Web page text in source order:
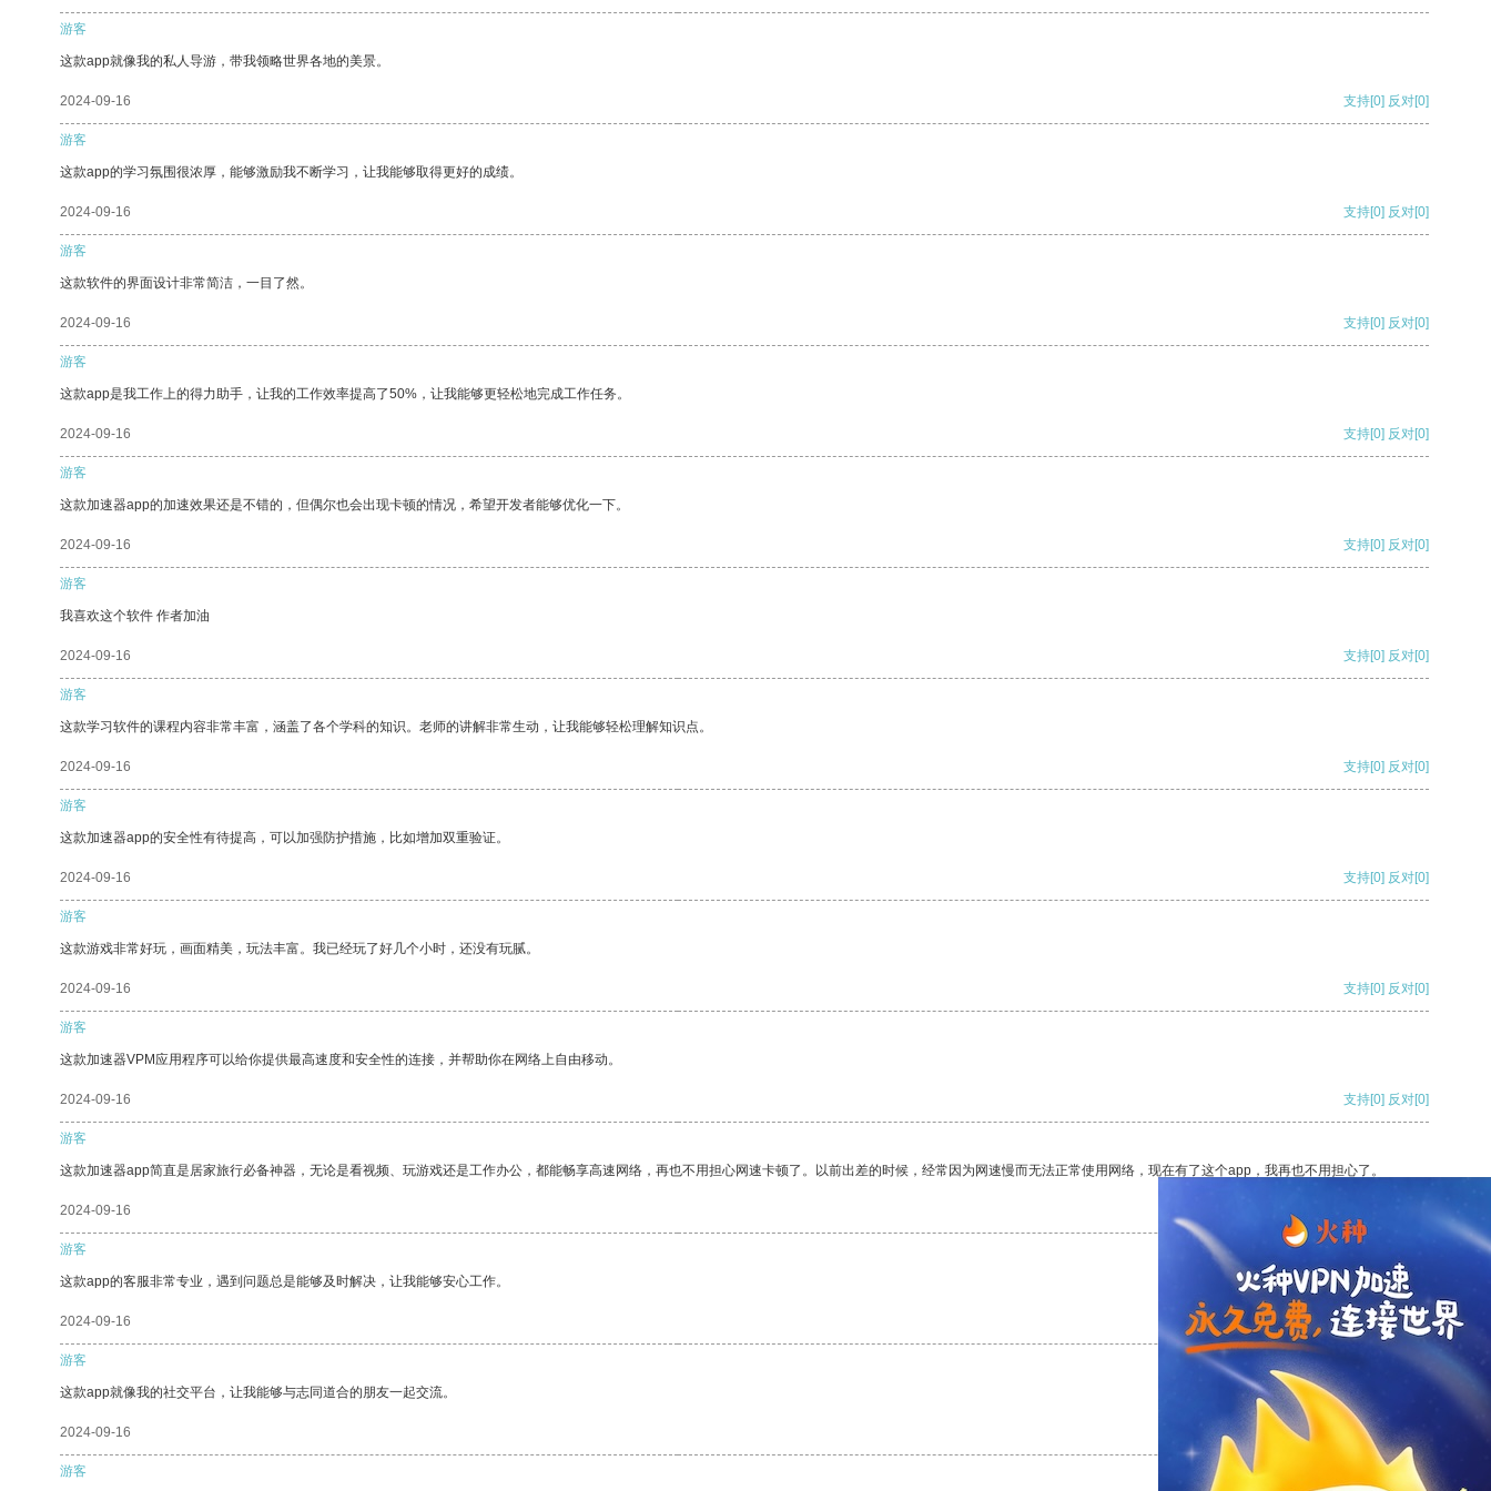
游客
这款app就像我的私人导游，带我领略世界各地的美景。
2024-09-16 支持[0] 反对[0]
游客
这款app的学习氛围很浓厚，能够激励我不断学习，让我能够取得更好的成绩。
2024-09-16 支持[0] 反对[0]
游客
这款软件的界面设计非常简洁，一目了然。
2024-09-16 支持[0] 反对[0]
游客
这款app是我工作上的得力助手，让我的工作效率提高了50%，让我能够更轻松地完成工作任务。
2024-09-16 支持[0] 反对[0]
游客
这款加速器app的加速效果还是不错的，但偶尔也会出现卡顿的情况，希望开发者能够优化一下。
2024-09-16 支持[0] 反对[0]
游客
我喜欢这个软件 作者加油
2024-09-16 支持[0] 反对[0]
游客
这款学习软件的课程内容非常丰富，涵盖了各个学科的知识。老师的讲解非常生动，让我能够轻松理解知识点。
2024-09-16 支持[0] 反对[0]
游客
这款加速器app的安全性有待提高，可以加强防护措施，比如增加双重验证。
2024-09-16 支持[0] 反对[0]
游客
这款游戏非常好玩，画面精美，玩法丰富。我已经玩了好几个小时，还没有玩腻。
2024-09-16 支持[0] 反对[0]
游客
这款加速器VPM应用程序可以给你提供最高速度和安全性的连接，并帮助你在网络上自由移动。
2024-09-16 支持[0] 反对[0]
游客
这款加速器app简直是居家旅行必备神器，无论是看视频、玩游戏还是工作办公，都能畅享高速网络，再也不用担心网速卡顿了。以前出差的时候，经常因为网速慢而无法正常使用网络，现在有了这个app，我再也不用担心了。
2024-09-16
游客
这款app的客服非常专业，遇到问题总是能够及时解决，让我能够安心工作。
2024-09-16 支持 [0] 反对[0]
游客
这款app就像我的社交平台，让我能够与志同道合的朋友一起交流。
2024-09-16 支持[0] 反对
游客